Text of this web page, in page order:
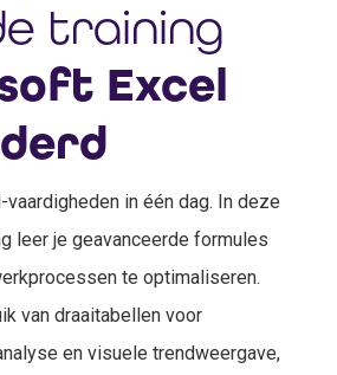
training
Excel
in één dag. In deze
leer je geavanceerde formules
te optimaliseren.
van draaitabellen voor
en visuele trendweergave,